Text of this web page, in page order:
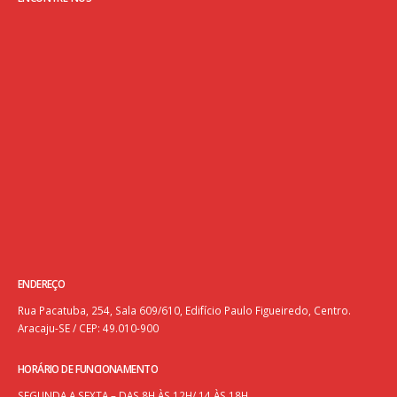
ENDEREÇO
Rua Pacatuba, 254, Sala 609/610, Edifício Paulo Figueiredo, Centro.
Aracaju-SE / CEP: 49.010-900
HORÁRIO DE FUNCIONAMENTO